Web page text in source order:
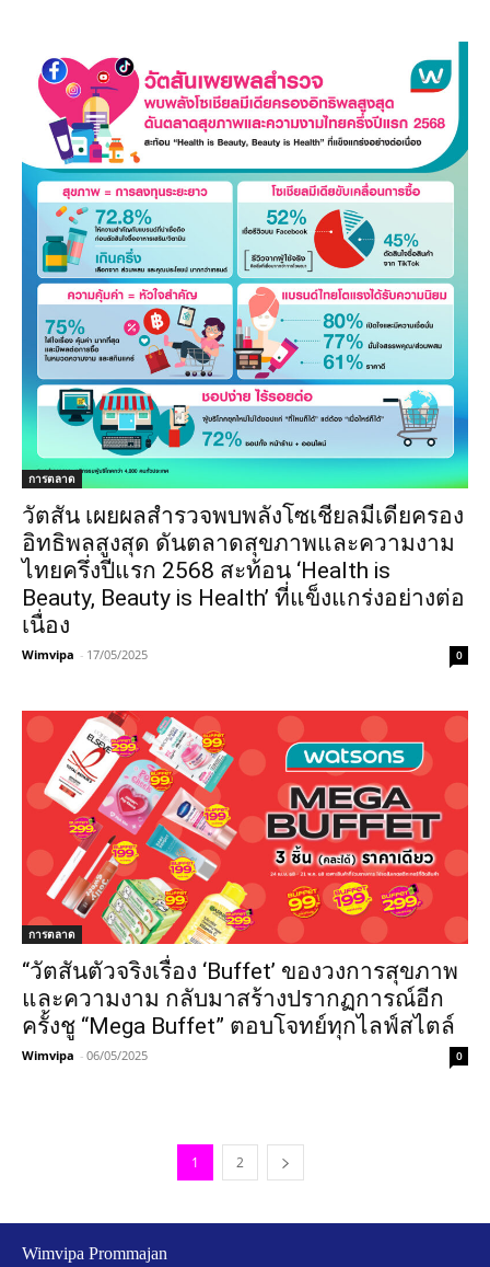
การตลาด
วัตสัน เผยผลสำรวจพบพลังโซเชียลมีเดียครอง
อิทธิพลสูงสุด ดันตลาดสุขภาพและความงาม
ไทยครึ่งปีแรก 2568 สะท้อน ‘Health is
Beauty, Beauty is Health’ ที่แข็งแกร่งอย่างต่อ
เนื่อง
Wimvipa - 17/05/2025 0
การตลาด
“วัตสันตัวจริงเรื่อง ‘Buffet’ ของวงการสุขภาพ
และความงาม กลับมาสร้างปรากฏการณ์อีก
ครั้งชู “Mega Buffet” ตอบโจทย์ทุกไลฟ์สไตล์
Wimvipa - 06/05/2025 0
1 2
Wimvipa Prommajan